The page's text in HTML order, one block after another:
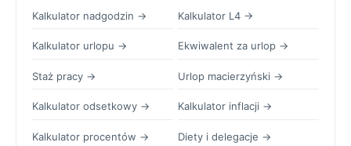
Kalkulator nadgodzin → Kalkulator L4 →
Kalkulator urlopu → Ekwiwalent za urlop →
Staż pracy → Urlop macierzyński →
Kalkulator odsetkowy → Kalkulator inflacji →
Kalkulator procentów → Diety i delegacje →